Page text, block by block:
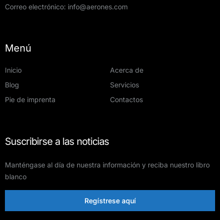
Correo electrónico: info@aerones.com
Menú
Inicio
Acerca de
Blog
Servicios
Pie de imprenta
Contactos
Suscribirse a las noticias
Manténgase al día de nuestra información y reciba nuestro libro
blanco
Regístrese aquí